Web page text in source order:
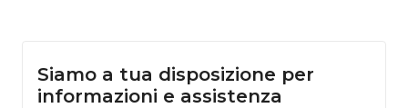
Siamo a tua disposizione per
informazioni e assistenza